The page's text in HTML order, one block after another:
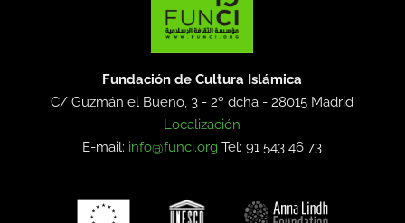
Fundación de Cultura Islámica
C/ Guzmán el Bueno, 3 - 2º dcha -28015 Madrid
Localización
E-mail: info@funci.org Tel: 91 543 46 73